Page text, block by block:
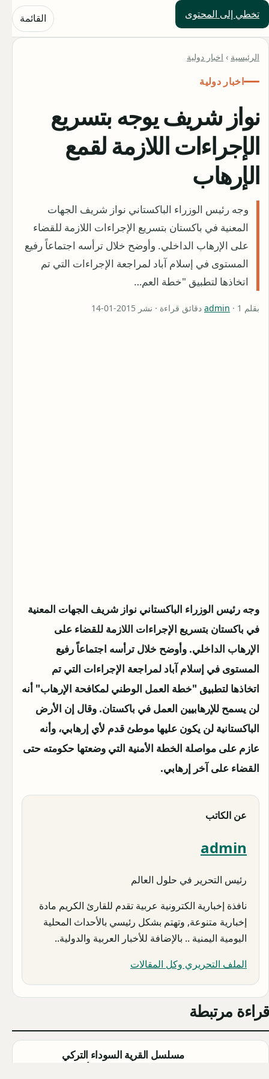
تخطي إلى المحتوى
حلول العالم القائمة
الرئيسية › اخبار دولية
اخبار دولية
نواز شريف يوجه بتسريع
الإجراءات اللازمة لقمع
الإرهاب
وجه رئيس الوزراء الباكستاني نواز شريف الجهات
المعنية في باكستان بتسريع الإجراءات اللازمة للقضاء
على الإرهاب الداخلي. وأوضح خلال ترأسه اجتماعاً رفيع
المستوى في إسلام آباد لمراجعة الإجراءات التي تم
اتخاذها لتطبيق "خطة العم…
بقلم admin · 1 دقائق قراءة · نشر 2015-01-14
وجه رئيس الوزراء الباكستاني نواز شريف الجهات المعنية
في باكستان بتسريع الإجراءات اللازمة للقضاء على
الإرهاب الداخلي. وأوضح خلال ترأسه اجتماعاً رفيع
المستوى في إسلام آباد لمراجعة الإجراءات التي تم
اتخاذها لتطبيق "خطة العمل الوطني لمكافحة الإرهاب" أنه
لن يسمح للإرهابيين العمل في باكستان. وقال إن الأرض
الباكستانية لن يكون عليها موطئ قدم لأي إرهابي، وأنه
عازم على مواصلة الخطة الأمنية التي وضعتها حكومته حتى
القضاء على آخر إرهابي.
عن الكاتب
admin
رئيس التحرير في حلول العالم
نافذة إخبارية الكترونية عربية تقدم للقارئ الكريم مادة
إخبارية متنوعة, وتهتم بشكل رئيسي بالأحداث المحلية
اليومية اليمنية .. بالإضافة للأخبار العربية والدولية..
الملف التحريري وكل المقالات
قراءة مرتبطة
مسلسل القرية السوداء التركي